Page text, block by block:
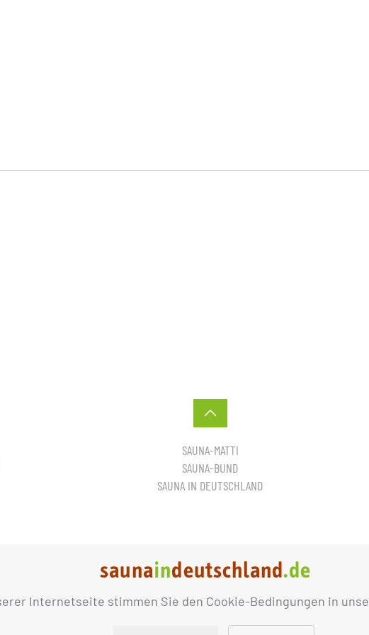
Internetseite stimmen Sie den Cookie-Bedingungen in
SAUNA-MATTI
SAUNA-BUND
SAUNA IN DEUTSCHLAND